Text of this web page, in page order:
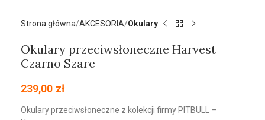
Strona główna AKCESORIA Okulary
Okulary przeciwsłoneczne Harvest
Czarno Szare
239,00 zł
Okulary przeciwsłoneczne z kolekcji firmy PITBULL –